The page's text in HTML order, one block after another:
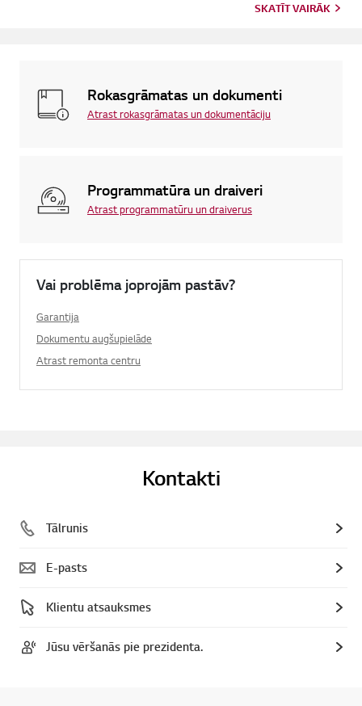
SKATĪT VAIRĀK
Rokasgrāmatas un dokumenti
Atrast rokasgrāmatas un dokumentāciju
Programmatūra un draiveri
Atrast programmatūru un draiverus
Vai problēma joprojām pastāv?
Garantija
Dokumentu augšupielāde
Atrast remonta centru
Kontakti
Tālrunis
E-pasts
Klientu atsauksmes
Jūsu vēršanās pie prezidenta.